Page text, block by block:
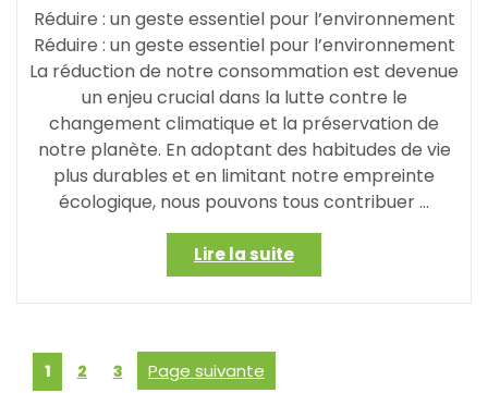
Réduire : un geste essentiel pour l’environnement
Réduire : un geste essentiel pour l’environnement
La réduction de notre consommation est devenue
un enjeu crucial dans la lutte contre le
changement climatique et la préservation de
notre planète. En adoptant des habitudes de vie
plus durables et en limitant notre empreinte
écologique, nous pouvons tous contribuer …
Lire la suite« Réduire
notre
impact
Posts
Page
1 Page
2 Page
3 Page suivante